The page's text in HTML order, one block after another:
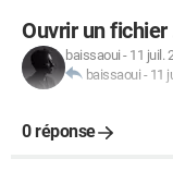
Pass3:
Pass2:
Pass:
Ouvrir un
baissaoui - 11 juil.
baissaoui - 11
0 réponse